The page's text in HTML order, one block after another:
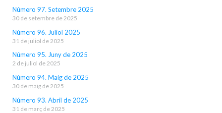
Número 97. Setembre 2025
30 de setembre de 2025
Número 96. Juliol 2025
31 de juliol de 2025
Número 95. Juny de 2025
2 de juliol de 2025
Número 94. Maig de 2025
30 de maig de 2025
Número 93. Abril de 2025
31 de març de 2025